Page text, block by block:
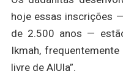
hoje essas inscrições
de 2.500 anos —
Ikmah,
livre de AlUla”.